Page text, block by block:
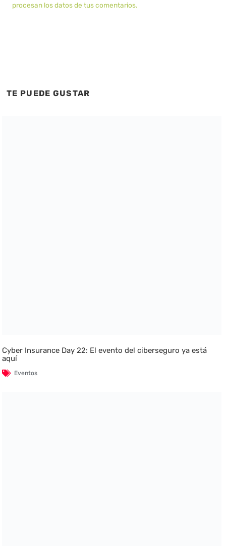
procesan los datos de tus comentarios.
TE PUEDE GUSTAR
Cyber Insurance Day 22: El evento del ciberseguro ya está
aquí
Eventos